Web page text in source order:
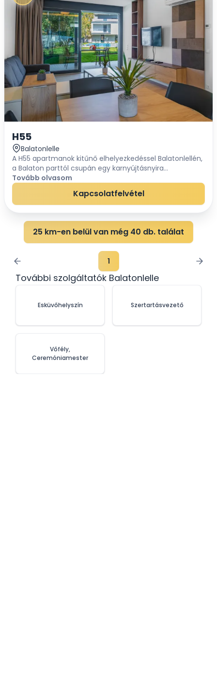
H55
Balatonlelle
A H55 apartmanok kitűnő elhelyezkedéssel Balatonlellén,
a Balaton parttól csupán egy karnyújtásnyira
találhatók.A luxus, a modernitás és a maximális komfort
ötvözetében, az év bármely szakaszában né...
Tovább olvasom
Kapcsolatfelvétel
25 km-en belül van még 40 db. találat
1
További szolgáltatók Balatonlelle
Esküvőhelyszín
Vőfély,
Ceremóniamester
Szertartásvezető